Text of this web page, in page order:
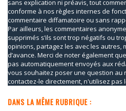
sans explication ni préavis, tout
conforme à nos règles internes de
commentaire diffamatoire ou sans
Par ailleurs, les commentaires
supprimés s’ils sont trop négatifs ou
opinions, partagez les avec les autres,
d’avance. Merci de noter également
pas automatiquement envoyés aux
vous souhaitez poser une question au
contactez-le directement, n'utilisez pas
DANS LA MÊME RUBRIQUE :